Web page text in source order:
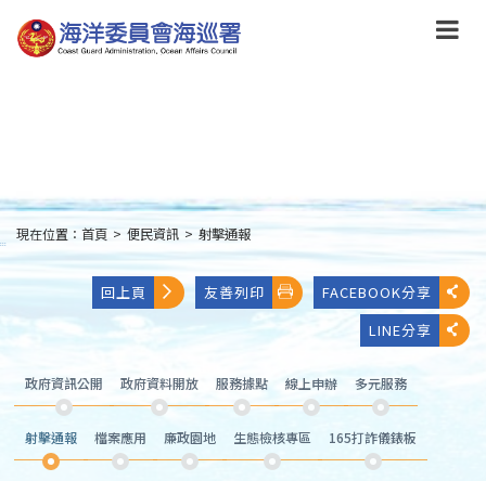
到
主
:::
現在位置： 首頁 > 便民資訊 > 射擊通報
回上頁 友善列印
FACEBOOK分享
LINE分享
政府資訊公開 政府資料開放 服務據點 線上申辦 多元服務
射擊通報 檔案應用 廉政園地 生態檢核專區 165打詐儀錶板